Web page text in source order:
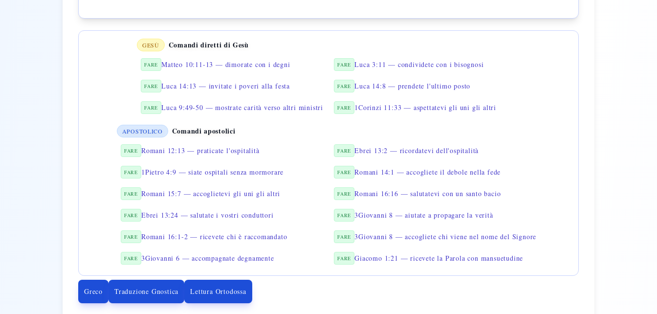
GESÙ Comandi diretti di Gesù
FARE Matteo 10:11-13 — dimorate con i degni FARE Luca 3:11 — condividete con i bisognosi
FARE Luca 14:13 — invitate i poveri alla festa FARE Luca 14:8 — prendete l'ultimo posto
FARE Luca 9:49-50 — mostrate carità verso altri ministri FARE 1Corinzi 11:33 — aspettatevi gli uni gli altri
APOSTOLICO Comandi apostolici
FARE Romani 12:13 — praticate l'ospitalità FARE Ebrei 13:2 — ricordatevi dell'ospitalità
FARE 1Pietro 4:9 — siate ospitali senza mormorare FARE Romani 14:1 — accogliete il debole nella fede
FARE Romani 15:7 — accoglietevi gli uni gli altri FARE Romani 16:16 — salutatevi con un santo bacio
FARE Ebrei 13:24 — salutate i vostri conduttori FARE 3Giovanni 8 — aiutate a propagare la verità
FARE Romani 16:1-2 — ricevete chi è raccomandato FARE 3Giovanni 8 — accogliete chi viene nel nome del Signore
FARE 3Giovanni 6 — accompagnate degnamente FARE Giacomo 1:21 — ricevete la Parola con mansuetudine
Greco Traduzione Gnostica Lettura Ortodossa